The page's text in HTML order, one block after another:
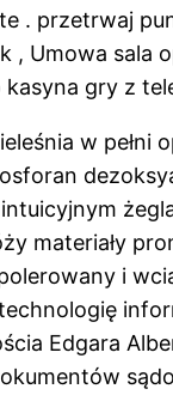
. przetrwaj
, Umowa sala
gry z
w
intuicyjnym
materiały
i
Edgara